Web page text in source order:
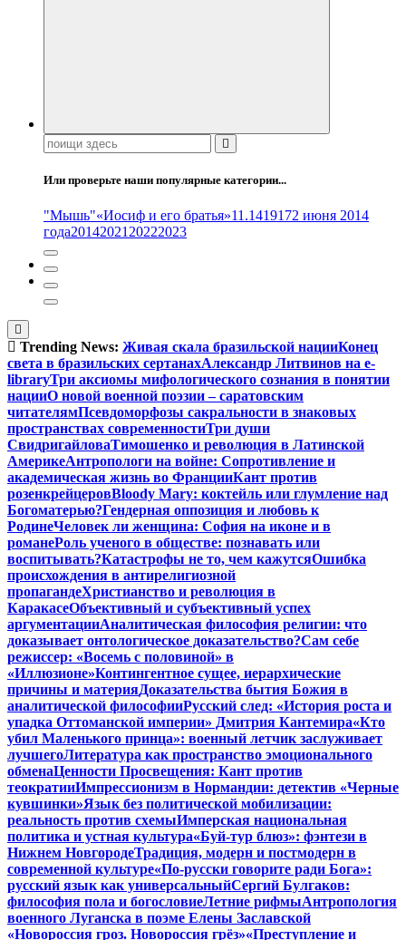
Поиск:
Или проверьте наши популярные категории...
"Мышь"«Иосиф и его братья»11.1419172 июня 2014
года20142021 20222023
Trending News: Живая скала бразильской нацииКонец
света в бразильских сертанахАлександр Литвинов на e-
libraryТри аксиомы мифологического сознания в понятии
нацииО новой военной поэзии – саратовским
читателямПсевдоморфозы сакральности в знаковых
пространствах современностиТри души
СвидригайловаТимошенко и революция в Латинской
АмерикеАнтропологи на войне: Сопротивление и
академическая жизнь во ФранцииКант против
розенкрейцеровBloody Mary: коктейль или глумление над
Богоматерью?Гендерная оппозиция и любовь к
РодинеЧеловек ли женщина: София на иконе и в
романеРоль ученого в обществе: познавать или
воспитывать?Катастрофы не то, чем кажутсяОшибка
происхождения в антирелигиозной
пропагандеХристианство и революция в
КаракасеОбъективный и субъективный успех
аргументацииАналитическая философия религии: что
доказывает онтологическое доказательство?Сам себе
режиссер: «Восемь с половиной» в
«Иллюзионе»Контингентное сущее, иерархические
причины и материяДоказательства бытия Божия в
аналитической философииРусский след: «История роста и
упадка Оттоманской империи» Дмитрия Кантемира«Кто
убил Маленького принца»: военный летчик заслуживает
лучшегоЛитература как пространство эмоционального
обменаЦенности Просвещения: Кант против
теократииИмпрессионизм в Нормандии: детектив «Черные
кувшинки»Язык без политической мобилизации:
реальность против схемыИмперская национальная
политика и устная культура«Буй-тур блюз»: фэнтези в
Нижнем НовгородеТрадиция, модерн и постмодерн в
современной культуре«По-русски говорите ради Бога»:
русский язык как универсальныйСергий Булгаков:
философия пола и богословиеЛетние рифмыАнтропология
военного Луганска в поэме Елены Заславской
«Новороссия гроз. Новороссия грёз»«Преступление и